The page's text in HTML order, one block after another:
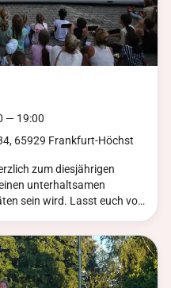
— 19:00
65929 Frankfurt-Höchst
zum diesjährigen
unterhaltsamen
sein wird. Lasst euch von
Auch für die jüngeren
Beim Basteln und
kreativ ausleben. Zudem
Preise auf glückliche